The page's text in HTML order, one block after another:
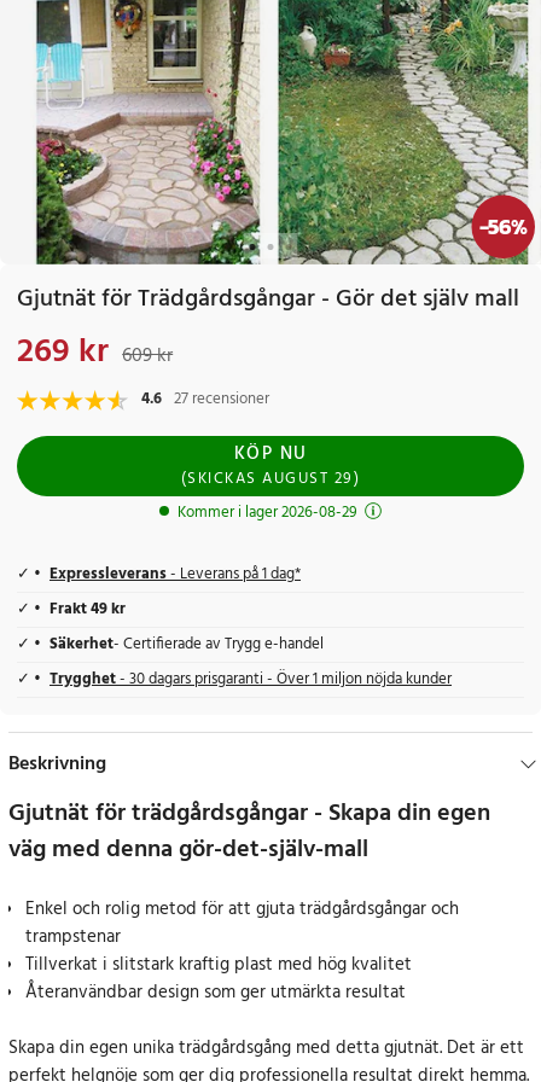
-56%
Gjutnät för Trädgårdsgångar - Gör det själv mall
Nuvarande pris
269 kr 609 kr
4.6 27 recensioner
KÖP NU
(SKICKASAUGUST 29)
Kommer i lager 2026-08-29
Expressleverans- Leverans på 1 dag*
Frakt 49 kr
Säkerhet- Certifierade av Trygg e-handel
Trygghet- 30 dagars prisgaranti - Över 1 miljon nöjda kunder
Beskrivning
Gjutnät för trädgårdsgångar - Skapa din egen
väg med denna gör-det-själv-mall
Enkel och rolig metod för att gjuta trädgårdsgångar och
trampstenar
Tillverkat i slitstark kraftig plast med hög kvalitet
Återanvändbar design som ger utmärkta resultat
Skapa din egen unika trädgårdsgång med detta gjutnät. Det är ett
perfekt helgnöje som ger dig professionella resultat direkt hemma.